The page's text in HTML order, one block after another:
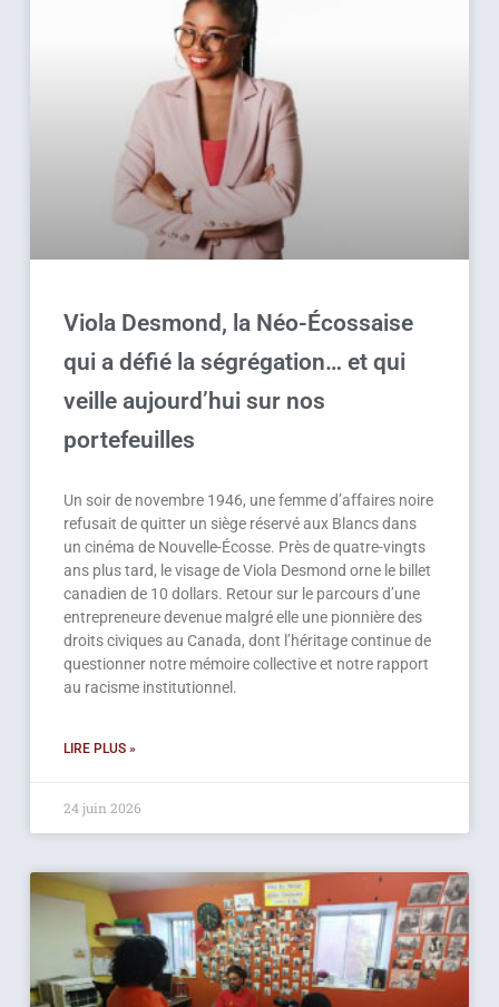
Viola Desmond, la Néo-Écossaise
qui a défié la ségrégation… et qui
veille aujourd’hui sur nos
portefeuilles
Un soir de novembre 1946, une femme d’affaires noire
refusait de quitter un siège réservé aux Blancs dans
un cinéma de Nouvelle-Écosse. Près de quatre-vingts
ans plus tard, le visage de Viola Desmond orne le billet
canadien de 10 dollars. Retour sur le parcours d’une
entrepreneure devenue malgré elle une pionnière des
droits civiques au Canada, dont l’héritage continue de
questionner notre mémoire collective et notre rapport
au racisme institutionnel.
LIRE PLUS »
24 juin 2026